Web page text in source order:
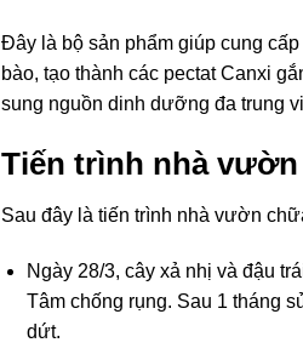
Đây là bộ sản phẩm giúp cung
bào, tạo thành các pectat Canxi
sung nguồn dinh dưỡng đa trung
Tiến trình nhà
Sau đây là tiến trình nhà vườn
Ngày 28/3, cây xả nhị và đậu
Tâm chống rụng. Sau 1 tháng
dứt.